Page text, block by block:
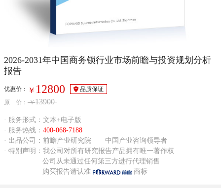
2026-2031年中国商务锁行业市场前瞻与投资规划分析
报告
优惠价： ￥ 12800
品质保证
原 价： ￥13900
· 服务形式：文本+电子版
· 服务热线： 400-068-7188
· 出品公司：前瞻产业研究院——中国产业咨询领导者
· 特别声明：我公司对所有研究报告产品拥有唯一著作权
公司从未通过任何第三方进行代理销售
购买报告请认准
商标